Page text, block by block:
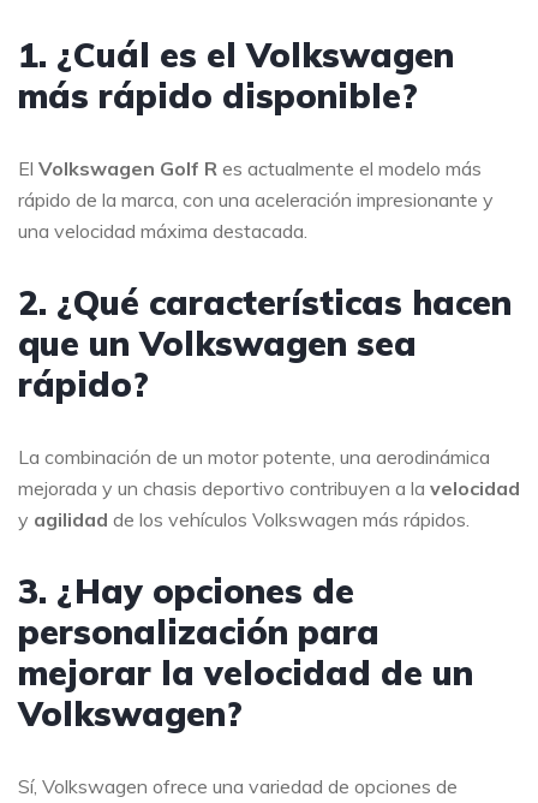
1. ¿Cuál es el Volkswagen
más rápido disponible?
El Volkswagen Golf R es actualmente el modelo más
rápido de la marca, con una aceleración impresionante y
una velocidad máxima destacada.
2. ¿Qué características hacen
que un Volkswagen sea
rápido?
La combinación de un motor potente, una aerodinámica
mejorada y un chasis deportivo contribuyen a la velocidad
y agilidad de los vehículos Volkswagen más rápidos.
3. ¿Hay opciones de
personalización para
mejorar la velocidad de un
Volkswagen?
Sí, Volkswagen ofrece una variedad de opciones de